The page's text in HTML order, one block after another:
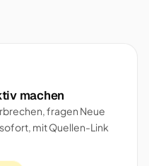
machen
fragen Neue
mit Quellen-Link